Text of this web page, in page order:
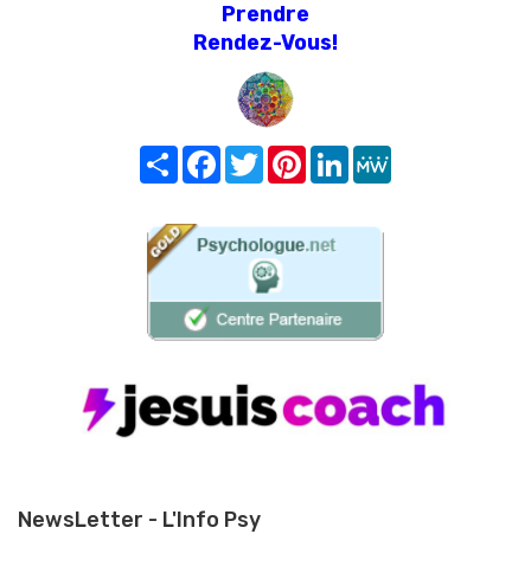
Prendre
Rendez-Vous!
Share FacebookTwitterPinterest
LinkedIn
NewsLetter - L'Info Psy